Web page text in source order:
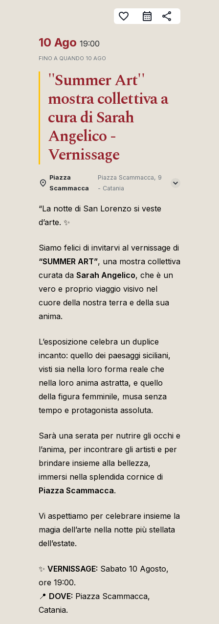
favorite_border share
10 Ago 19:00
FINO A QUANDO 10 AGO
''Summer Art''
mostra collettiva a
cura di Sarah
Angelico -
Vernissage
Piazza
Scammacca
Piazza Scammacca, 9
- Catania
“La notte di San Lorenzo si veste
d’arte. ✨
Siamo felici di invitarvi al vernissage di
“SUMMER ART”, una mostra collettiva
curata da Sarah Angelico, che è un
vero e proprio viaggio visivo nel
cuore della nostra terra e della sua
anima.
L’esposizione celebra un duplice
incanto: quello dei paesaggi siciliani,
visti sia nella loro forma reale che
nella loro anima astratta, e quello
della figura femminile, musa senza
tempo e protagonista assoluta.
Sarà una serata per nutrire gli occhi e
l’anima, per incontrare gli artisti e per
brindare insieme alla bellezza,
immersi nella splendida cornice di
Piazza Scammacca.
Vi aspettiamo per celebrare insieme la
magia dell’arte nella notte più stellata
dell’estate.
✨ VERNISSAGE: Sabato 10 Agosto,
ore 19:00.
📍 DOVE: Piazza Scammacca,
Catania.